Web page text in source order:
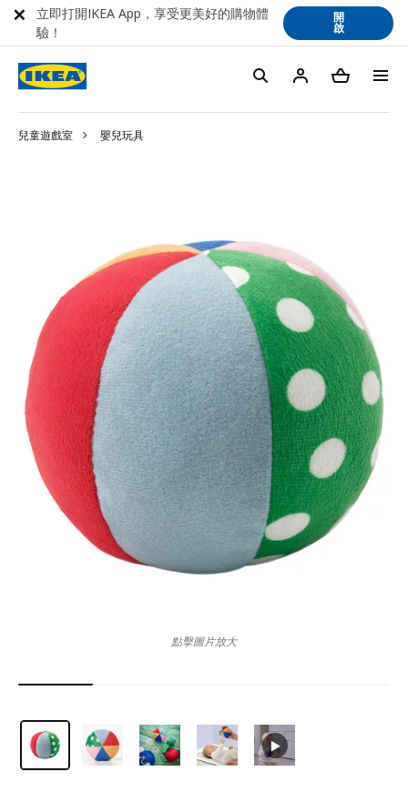
兒童遊戲室 嬰兒玩具
點擊圖片放大
立即打開IKEA App，享受更美好的購物體
驗！
開
啟